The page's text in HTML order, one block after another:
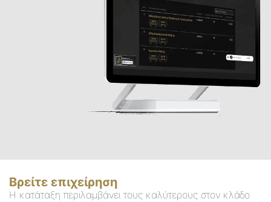
Βρείτε επιχείρηση
Η κατάταξη περιλαμβάνει τους καλύτερους στον κλάδο